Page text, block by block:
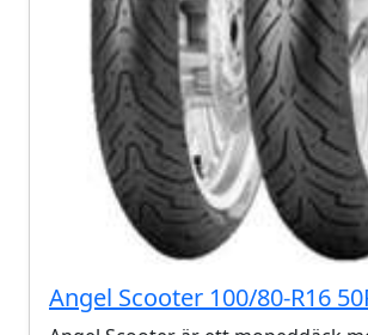
Angel Scooter 100/80-R16